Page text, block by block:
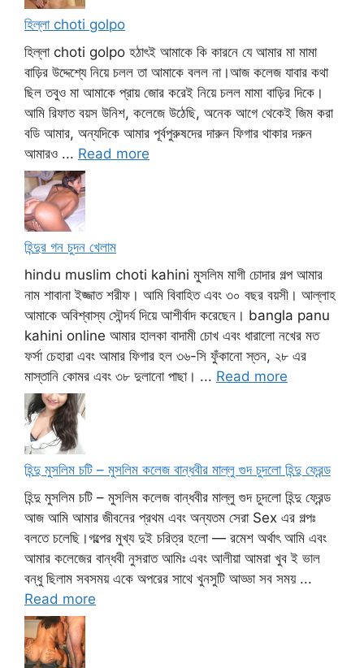
হিল্লা choti golpo
হিল্লা choti golpo হঠাৎই আমাকে কি কারনে যে আমার মা মামা
বাড়ির উদ্দেশ্যে নিয়ে চলল তা আমাকে বলল না।আজ কলেজ যাবার কথা
ছিল তবুও মা আমাকে প্রায় জোর করেই নিয়ে চলল মামা বাড়ির দিকে।
আমি রিফাত বয়স উনিশ, কলেজে উঠেছি, অনেক আগে থেকেই জিম করা
বডি আমার, অন্যদিকে আমার পূর্বপুরুষদের দারুন ফিগার থাকার দরুন
আমারও ... Read more
হিন্দুর গন চুদন খেলাম
hindu muslim choti kahini মুসলিম মাগী চোদার গল্প আমার
নাম শাবানা ইজ্জাত শরীফ। আমি বিবাহিত এবং ৩০ বছর বয়সী। আল্লাহ
আমাকে অবিশ্বাস্য সৌন্দর্য দিয়ে আশীর্বাদ করেছেন। bangla panu
kahini online আমার হালকা বাদামী চোখ এবং ধারালো নখের মত
ফর্সা চেহারা এবং আমার ফিগার হল ৩৬-সি ফুঁকানো স্তন, ২৮ এর
মাস্তানি কোমর এবং ৩৮ দুলানো পাছা। ... Read more
হিন্দু মুসলিম চটি – মুসলিম কলেজ বান্ধবীর মাল্লু গুদ চুদলো হিন্দু ফ্রেন্ড
হিন্দু মুসলিম চটি – মুসলিম কলেজ বান্ধবীর মাল্লু গুদ চুদলো হিন্দু ফ্রেন্ড
আজ আমি আমার জীবনের প্রথম এবং অন্যতম সেরা Sex এর গল্পঃ
বলতে চলেছি।গল্পের মুখ্য দুই চরিত্র হলো — রমেশ অর্থাৎ আমি এবং
আমার কলেজের বান্ধবী নুসরাত আমিঃ এবং আলীয়া আমরা খুব ই ভাল
বন্ধু ছিলাম সবসময় একে অপরের সাথে খুনসুটি আড্ডা সব সময় ...
Read more